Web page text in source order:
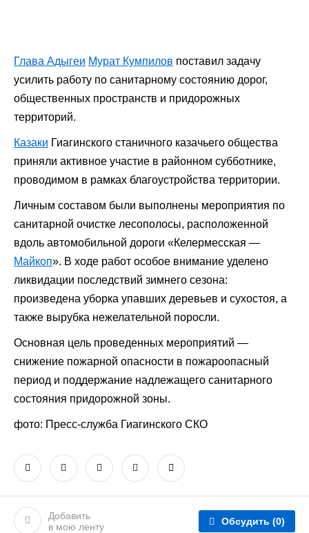
Глава Адыгеи Мурат Кумпилов поставил задачу
усилить работу по санитарному состоянию дорог,
общественных пространств и придорожных
территорий.
Казаки Гиагинского станичного казачьего общества
приняли активное участие в районном субботнике,
проводимом в рамках благоустройства территории.
Личным составом были выполнены мероприятия по
санитарной очистке лесополосы, расположенной
вдоль автомобильной дороги «Келермесская —
Майкоп». В ходе работ особое внимание уделено
ликвидации последствий зимнего сезона:
произведена уборка упавших деревьев и сухостоя, а
также вырубка нежелательной поросли.
Основная цель проведенных мероприятий —
снижение пожарной опасности в пожароопасный
период и поддержание надлежащего санитарного
состояния придорожной зоны.
фото: Пресс-служба Гиагинского СКО
Добавить
в мою ленту
Обсудить (0)